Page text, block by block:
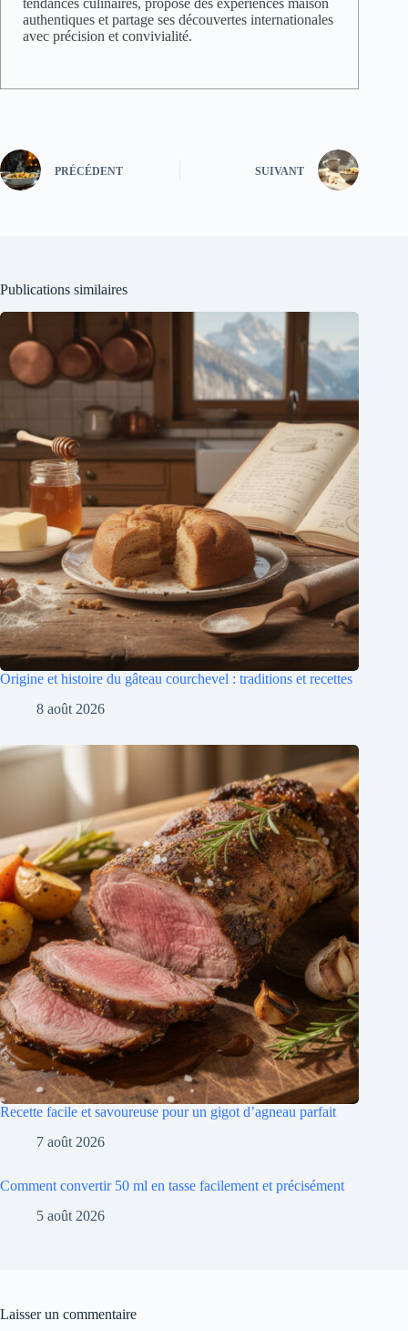
tendances culinaires, propose des expériences maison
authentiques et partage ses découvertes internationales
avec précision et convivialité.
PRÉCÉDENT SUIVANT
Publications similaires
Origine et histoire du gâteau courchevel : traditions et recettes
8 août 2026
Recette facile et savoureuse pour un gigot d’agneau parfait
7 août 2026
Comment convertir 50 ml en tasse facilement et précisément
5 août 2026
Laisser un commentaire